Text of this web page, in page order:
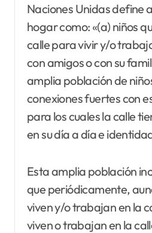
Naciones Unidas define
hogar como: «(a) niños
calle para vivir y/o
con amigos o con su
amplia población de
conexiones fuertes con
para los cuales la calle
en su día a día e
Esta amplia población
que periódicamente,
viven y/o trabajan en la
viven o trabajan en la